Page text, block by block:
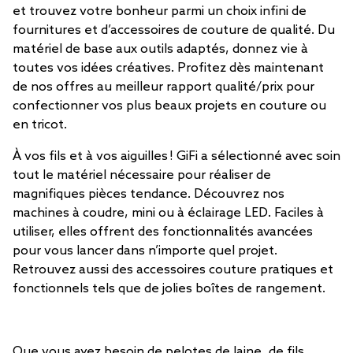
et trouvez votre bonheur parmi un choix infini de
fournitures et d’accessoires de couture de qualité. Du
matériel de base aux outils adaptés, donnez vie à
toutes vos idées créatives. Profitez dès maintenant
de nos offres au meilleur rapport qualité/prix pour
confectionner vos plus beaux projets en couture ou
en tricot.
À vos fils et à vos aiguilles ! GiFi a sélectionné avec soin
tout le matériel nécessaire pour réaliser de
magnifiques pièces tendance. Découvrez nos
machines à coudre, mini ou à éclairage LED. Faciles à
utiliser, elles offrent des fonctionnalités avancées
pour vous lancer dans n’importe quel projet.
Retrouvez aussi des accessoires couture pratiques et
fonctionnels tels que de jolies boîtes de rangement.